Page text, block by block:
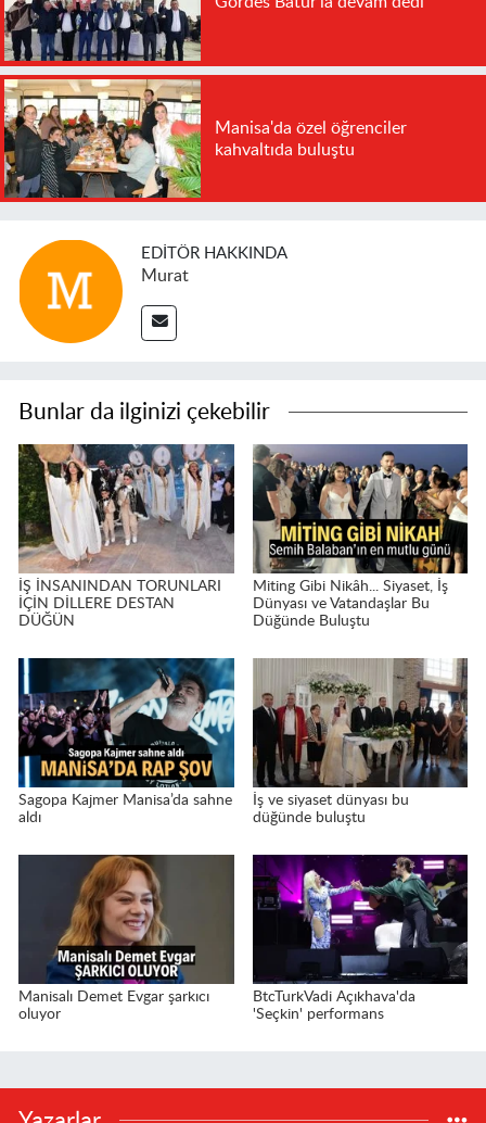
Manisa'da özel öğrenciler
kahvaltıda buluştu
EDITÖR HAKKINDA
Murat
Bunlar da ilginizi çekebilir
İŞ İNSANINDAN TORUNLARI
İÇİN DİLLERE DESTAN
DÜĞÜN
Miting Gibi Nikâh... Siyaset, İş
Dünyası ve Vatandaşlar Bu
Düğünde Buluştu
Sagopa Kajmer Manisa’da sahne
aldı
İş ve siyaset dünyası bu
düğünde buluştu
Manisalı Demet Evgar şarkıcı
oluyor
BtcTurkVadi Açıkhava'da
'Seçkin' performans